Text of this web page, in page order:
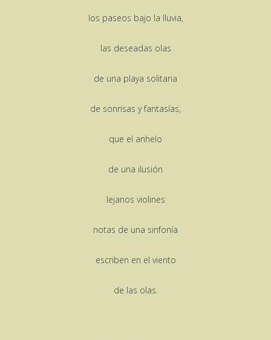
los paseos bajo la lluvia,
las deseadas olas
de una playa solitaria
de sonrisas y fantasías,
que el anhelo
de una ilusión
lejanos violines
notas de una sinfonía
escriben en el viento
de las olas.